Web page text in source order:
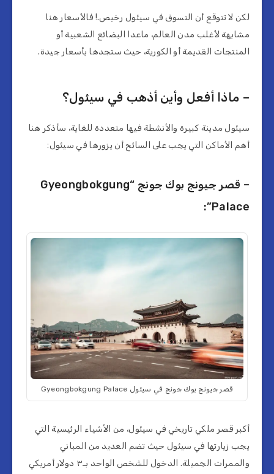
لكن لا تتوقع أن التسوق في سيئول رخيص.! فالأسعار هنا
مشابهة لأغلب مدن العالم، ماعدا البضائع الشعبية أو
المنتجات القديمة أو الكورية، حيث ستجدها بأسعار جيدة.
– ماذا أفعل وأين أذهب في سيئول؟
سيئول مدينة كبيرة والأنشطة فيها متعددة للغاية، سأذكر هنا
أهم الأماكن التي يجب على السائح أن يزورها في سيئول:
– قصر جيونج بوك جونج “Gyeongbokgung
Palace”:
قصر جيونج بوك جونج في سيئول Gyeongbokgung Palace
أكبر قصر ملكي تاريخي في سيئول، من الأشياء الرئيسية التي
يجب زيارتها في سيئول حيث تضم العديد من المباني
والممرات الجميلة. الدخول للشخص الواحد بـ٣ دولار أمريكي